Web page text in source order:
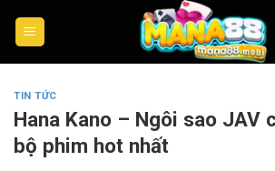
TIN TỨC
Hana Kano – Ngôi sao JAV
bộ phim hot nhất